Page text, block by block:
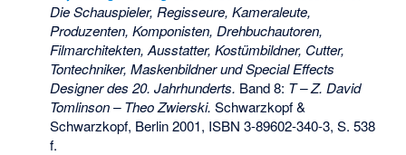
Die Schauspieler, Regisseure, Kameraleute,
Produzenten, Komponisten, Drehbuchautoren,
Filmarchitekten, Ausstatter, Kostümbildner, Cutter,
Tontechniker, Maskenbildner und Special Effects
Designer des 20. Jahrhunderts. Band 8: T – Z. David
Tomlinson – Theo Zwierski. Schwarzkopf &
Schwarzkopf, Berlin 2001, ISBN 3-89602-340-3, S. 538
f.